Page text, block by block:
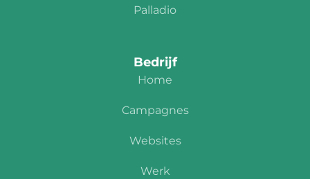
Palladio
Bedrijf
Home
Campagnes
Websites
Werk